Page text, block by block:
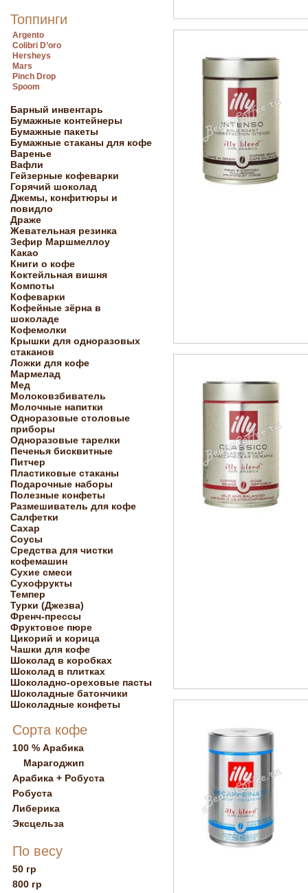
Топпинги
Argento
Colibri D’oro
Hersheys
Mars
Pinch Drop
Spoom
Барный инвентарь
Бумажные контейнеры
Бумажные пакеты
Бумажные стаканы для кофе
Варенье
Вафли
Гейзерные кофеварки
Горячий шоколад
Джемы, конфитюры и
повидло
Драже
Жевательная резинка
Зефир Маршмеллоу
Какао
Книги о кофе
Коктейльная вишня
Компоты
Кофеварки
Кофейные зёрна в
шоколаде
Кофемолки
Крышки для одноразовых
стаканов
Ложки для кофе
Мармелад
Мед
Молоковзбиватель
Молочные напитки
Одноразовые столовые
приборы
Одноразовые тарелки
Печенья бисквитные
Питчер
Пластиковые стаканы
Подарочные наборы
Полезные конфеты
Размешиватель для кофе
Салфетки
Сахар
Соусы
Средства для чистки
кофемашин
Сухие смеси
Сухофрукты
Темпер
Турки (Джезва)
Френч-прессы
Фруктовое пюре
Цикорий и корица
Чашки для кофе
Шоколад в коробках
Шоколад в плитках
Шоколадно-ореховые пасты
Шоколадные батончики
Шоколадные конфеты
Сорта кофе
100 % Арабика
Марагоджип
Арабика + Робуста
Робуста
Либерика
Эксцельза
По весу
50 гр
800 гр